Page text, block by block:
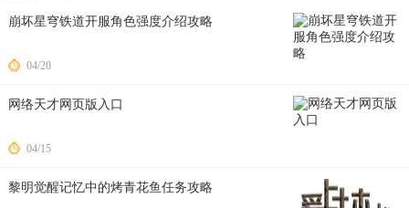
崩坏星穹铁道开服角色强度介绍攻略
04/20
网络天才网页版入口
04/15
黎明觉醒记忆中的烤青花鱼任务攻略